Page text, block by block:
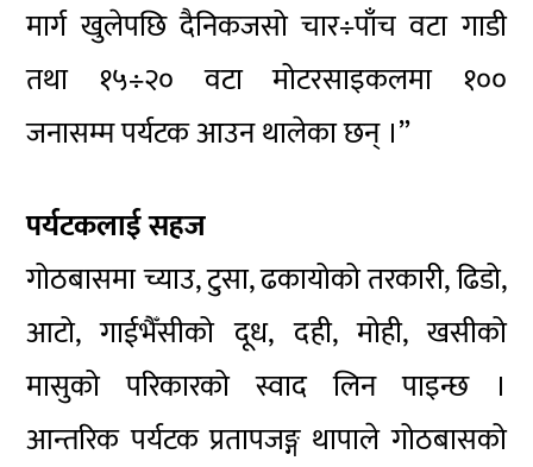
मार्ग खुलेपछि दैनिकजसो चार÷पाँच वटा गाडी
तथा १५÷२० वटा मोटरसाइकलमा १००
जनासम्म पर्यटक आउन थालेका छन् ।”
पर्यटकलाई सहज
गोठबासमा च्याउ, टुसा, ढकायोको तरकारी, ढिडो,
आटो, गाईभैँसीको दूध, दही, मोही, खसीको
मासुको परिकारको स्वाद लिन पाइन्छ ।
आन्तरिक पर्यटक प्रतापजङ्ग थापाले गोठबासको